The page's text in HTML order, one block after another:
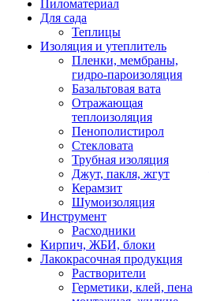
Пиломатериал
Для сада
Теплицы
Изоляция и утеплитель
Пленки, мембраны,
гидро-пароизоляция
Базальтовая вата
Отражающая
теплоизоляция
Пенополистирол
Стекловата
Трубная изоляция
Джут, пакля, жгут
Керамзит
Шумоизоляция
Инструмент
Расходники
Кирпич, ЖБИ, блоки
Лакокрасочная продукция
Растворители
Герметики, клей, пена